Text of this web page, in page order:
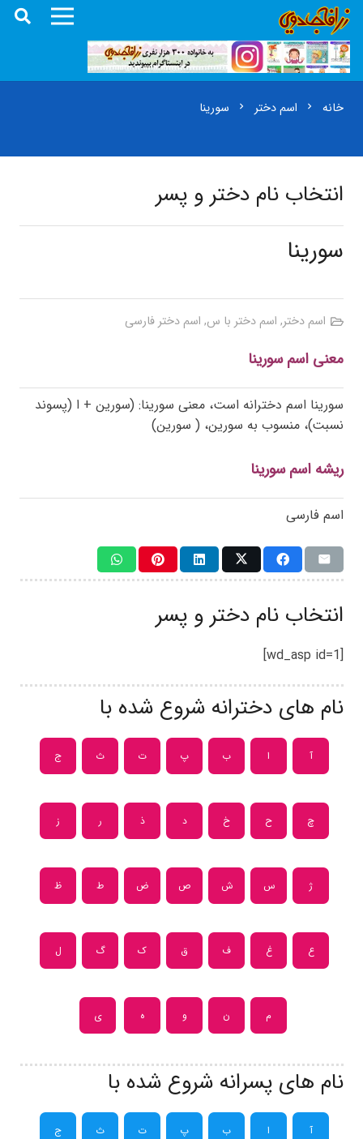
خانه chevron_right اسم دختر chevron_right سورینا
انتخاب نام دختر و پسر
سورینا
اسم دختر, اسم دختر با س, اسم دختر فارسی
معنی اسم سورینا
سورینا اسم دخترانه است، معنی سورینا: (سورین + ا (پسوند
نسبت)، منسوب به سورین، ( سورین)
ریشه اسم سورینا
اسم فارسی
انتخاب نام دختر و پسر
[wd_asp id=1]
نام های دخترانه شروع شده با
آ ا ب پ ت ث ج
چ ح خ د ذ ر ز
ژ س ش ص ض ط ظ
ع غ ف ق ک گ ل
م ن و ه ی
نام های پسرانه شروع شده با
آ ا ب پ ت ث ج